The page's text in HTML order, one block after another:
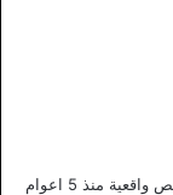
أعمل ككتابة محتوي مختص في القصص في موقع قصص واقعية منذ 5 اعوام